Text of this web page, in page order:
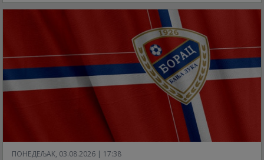
ПОНЕДЕЉАК, 03.08.2026 | 17:38